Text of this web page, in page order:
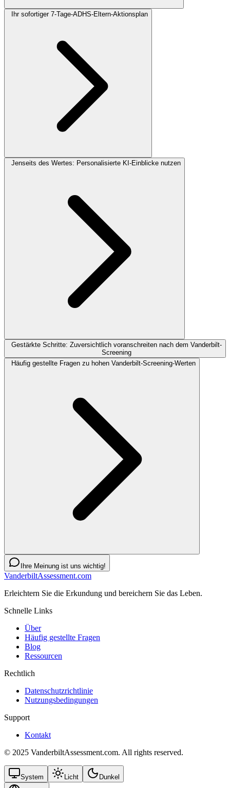
Ihr sofortiger 7-Tage-ADHS-Eltern-Aktionsplan
Jenseits des Wertes: Personalisierte KI-Einblicke nutzen
Gestärkte Schritte: Zuversichtlich voranschreiten nach dem Vanderbilt-
Screening
Häufig gestellte Fragen zu hohen Vanderbilt-Screening-Werten
Ihre Meinung ist uns wichtig!
VanderbiltAssessment.com
Erleichtern Sie die Erkundung und bereichern Sie das Leben.
Schnelle Links
Über
Häufig gestellte Fragen
Blog
Ressourcen
Rechtlich
Datenschutzrichtlinie
Nutzungsbedingungen
Support
Kontakt
© 2025 VanderbiltAssessment.com. All rights reserved.
System Licht Dunkel